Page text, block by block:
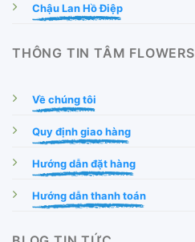
Chậu Lan Hồ Điệp
THÔNG TIN TÂM FLOWERS
Về chúng tôi
Quy định giao hàng
Hướng dẫn đặt hàng
Hướng dẫn thanh toán